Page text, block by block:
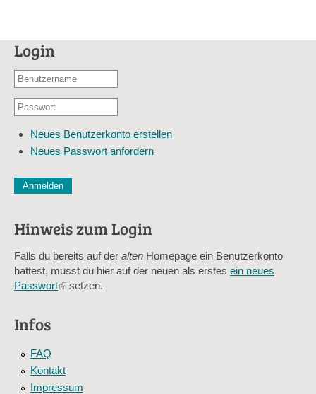
Login
Benutzername
E-
Adresse
Passwort
Neues Benutzerkonto erstellen
Neues Passwort anfordern
Diese Sicherheitsfrage überprüft, ob Sie ein menschlicher
Sag mir nicht, wie viele Sternlein stehen
Hinweis zum Login
Falls du bereits auf der alten Homepage ein Benutzerkonto
hattest, musst du hier auf der neuen als erstes ein neues
Passwort(linksetzen.
Infos
FAQ
Kontakt
Impressum